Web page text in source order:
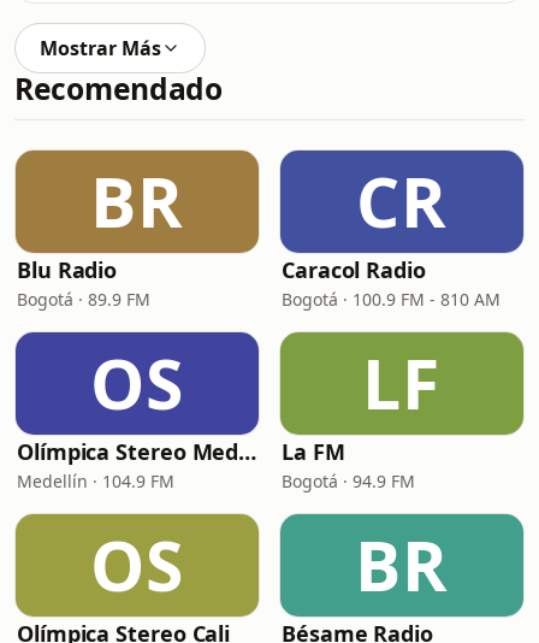
Mostrar Más
Recomendado
BR
Blu Radio
Bogotá · 89.9 FM
CR
Caracol Radio
Bogotá · 100.9 FM - 810 AM
OS
Olímpica Stereo Medellín
Medellín · 104.9 FM
LF
La FM
Bogotá · 94.9 FM
OS
Olímpica Stereo Cali
BR
Bésame Radio